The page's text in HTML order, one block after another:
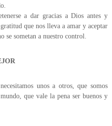
a dar gracias a Dios antes y
que nos lleva a amar y aceptar
se sometan a nuestro control.
unos a otros, que somos
que vale la pena ser buenos y